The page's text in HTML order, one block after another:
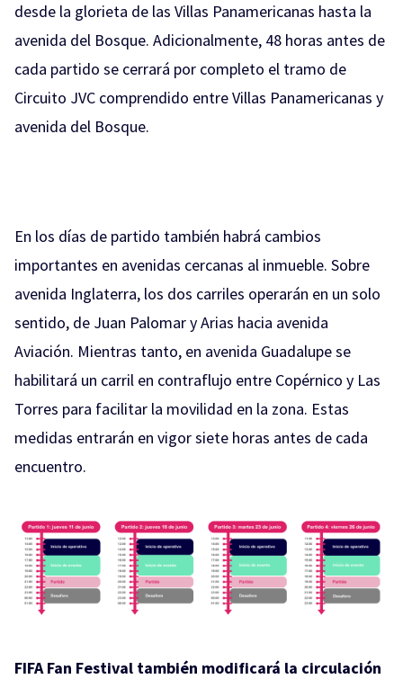
desde la glorieta de las Villas Panamericanas hasta la
avenida del Bosque. Adicionalmente, 48 horas antes de
cada partido se cerrará por completo el tramo de
Circuito JVC comprendido entre Villas Panamericanas y
avenida del Bosque.
En los días de partido también habrá cambios
importantes en avenidas cercanas al inmueble. Sobre
avenida Inglaterra, los dos carriles operarán en un solo
sentido, de Juan Palomar y Arias hacia avenida
Aviación. Mientras tanto, en avenida Guadalupe se
habilitará un carril en contraflujo entre Copérnico y Las
Torres para facilitar la movilidad en la zona. Estas
medidas entrarán en vigor siete horas antes de cada
encuentro.
FIFA Fan Festival también modificará la circulación